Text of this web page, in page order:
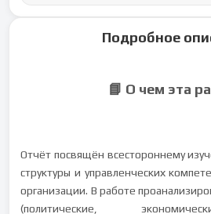
Подробное
📘 О чем эта
Отчёт посвящён всестороннему
структуры и управленческих
организации. В работе
(политические,